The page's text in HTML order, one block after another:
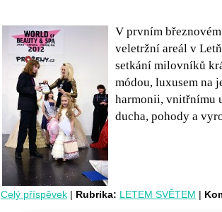
V prvním
veletržní areál v
setkání milovníků
módou, luxusem na
harmonii, vnitřnímu
ducha, pohody a
Celý příspěvek | Rubrika: LETEM SVĚTEM |